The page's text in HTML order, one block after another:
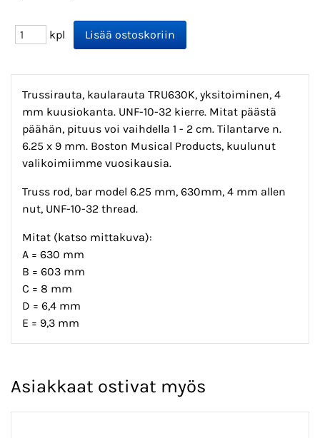
kpl
Trussirauta, kaularauta TRU630K, yksitoiminen, 4
mm kuusiokanta. UNF-10-32 kierre. Mitat päästä
päähän, pituus voi vaihdella 1 - 2 cm. Tilantarve n.
6.25 x 9 mm. Boston Musical Products, kuulunut
valikoimiimme vuosikausia.
Truss rod, bar model 6.25 mm, 630mm, 4 mm allen
nut, UNF-10-32 thread.
Mitat (katso mittakuva):
A = 630 mm
B = 603 mm
C = 8 mm
D = 6,4 mm
E = 9,3 mm
Asiakkaat ostivat myös